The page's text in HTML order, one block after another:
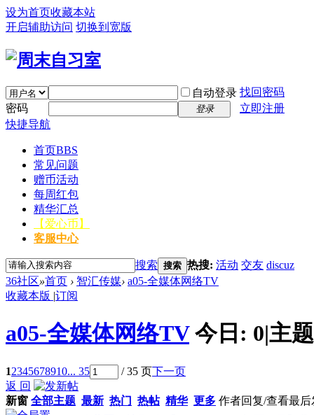
设为首页收藏本站
开启辅助访问 切换到宽版
自动登录 找回密码
密码
登录
立即注册
快捷导航
首页BBS
常见问题
赠币活动
每周红包
精华汇总
【爱心币】
客服中心
搜索 搜索 热搜: 活动 交友 discuz
36社区»首页 › 智汇传媒› a05-全媒体网络TV
收藏本版 |订阅
a05-全媒体网络TV 今日: 0|主
12345678910... 35 / 35 页下一页
返 回
新窗 全部主题 最新 热门 热帖 精华 更多 作者回复/查看最后